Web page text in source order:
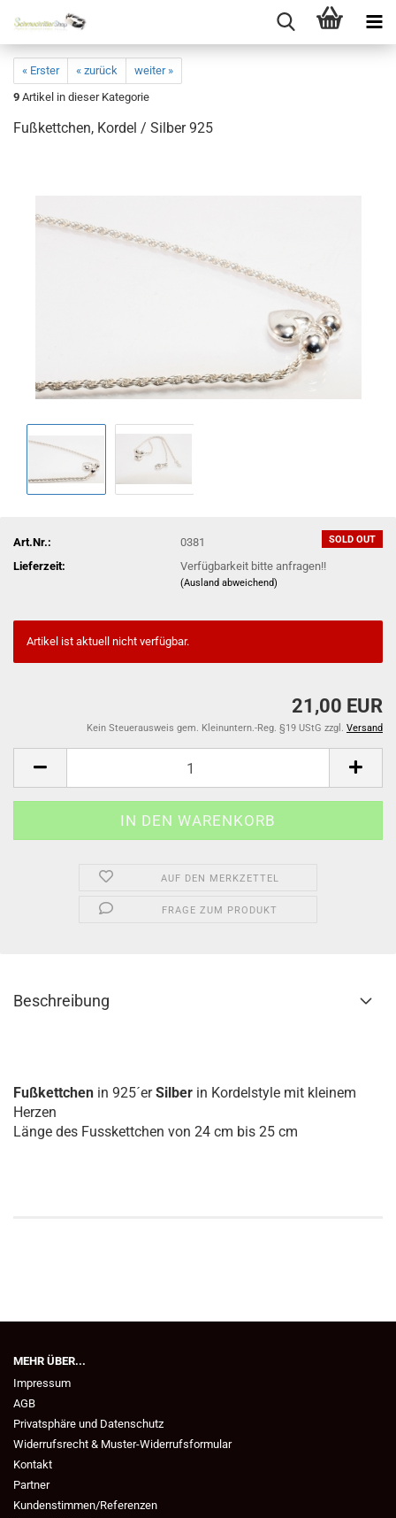
« Erster « zurück
weiter »
9 Artikel in dieser Kategorie
Fußkettchen, Kordel / Silber 925
SOLD OUT
Art.Nr.:
0381
Lieferzeit:
Verfügbarkeit bitte anfragen!!
(Ausland abweichend)
Artikel ist aktuell nicht verfügbar.
21,00 EUR
Kein Steuerausweis gem. Kleinuntern.-Reg. §19 UStG zzgl. Versand
AUF DEN MERKZETTEL
FRAGE ZUM PRODUKT
Beschreibung
Fußkettchen in 925´erSilber in Kordelstyle mit kleinem
Herzen
Länge des Fusskettchen von 24 cm bis 25 cm
MEHR ÜBER...
Impressum
AGB
Privatsphäre und Datenschutz
Widerrufsrecht & Muster-Widerrufsformular
Kontakt
Partner
Kundenstimmen/Referenzen